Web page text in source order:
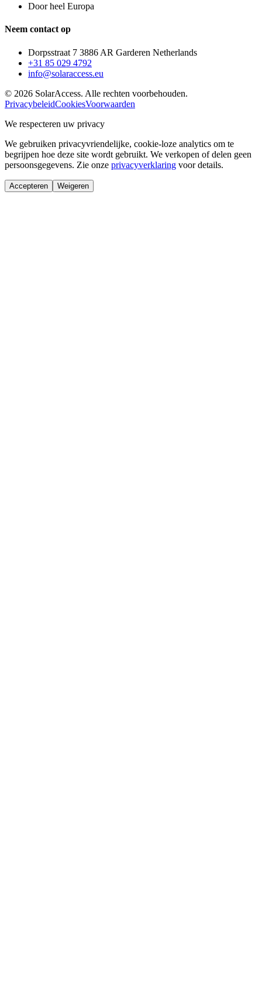
Door heel Europa
Neem contact op
Dorpsstraat 7 3886 AR Garderen Netherlands
+31 85 029 4792
info@solaraccess.eu
© 2026 SolarAccess. Alle rechten voorbehouden.
PrivacybeleidCookiesVoorwaarden
We respecteren uw privacy
We gebruiken privacyvriendelijke, cookie-loze analytics om te
begrijpen hoe deze site wordt gebruikt. We verkopen of delen geen
persoonsgegevens. Zie onze privacyverklaring voor details.
Accepteren Weigeren